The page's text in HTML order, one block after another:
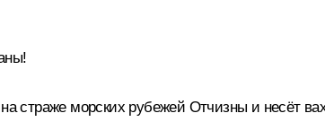
морских рубежей Отчизны и несёт